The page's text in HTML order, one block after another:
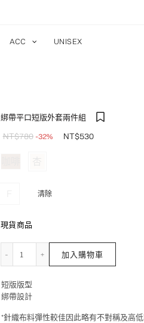
ACC UNISEX
綁帶平口短版外套兩件組
NT$780 -32% NT$530
清除
現貨商品
綁帶平口短版外套兩件組 數量
加入購物車
短版版型
綁帶設計
*針織布料彈性較佳因此略有不對稱及高